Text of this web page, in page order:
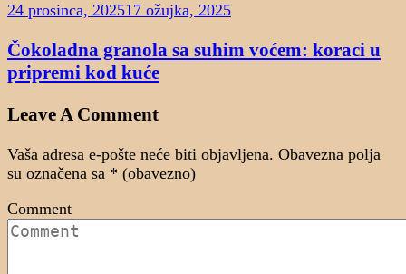
24 prosinca, 202517 ožujka, 2025
Čokoladna granola sa suhim voćem: koraci u
pripremi kod kuće
Leave A Comment
Vaša adresa e-pošte neće biti objavljena. Obavezna polja
su označena sa * (obavezno)
Comment